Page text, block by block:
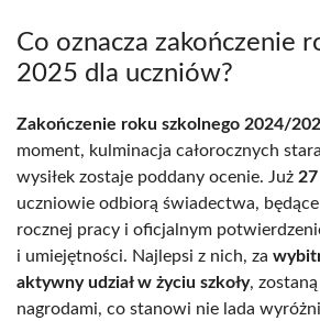
Co oznacza zakończenie
2025 dla uczniów?
Zakończenie roku szkolnego 2024/
moment, kulminacja całorocznych
wysiłek zostaje poddany ocenie. Już
uczniowie odbiorą świadectwa,
rocznej pracy i oficjalnym
i umiejętności. Najlepsi z nich, za
aktywny udział w życiu szkoły,
nagrodami, co stanowi nie lada